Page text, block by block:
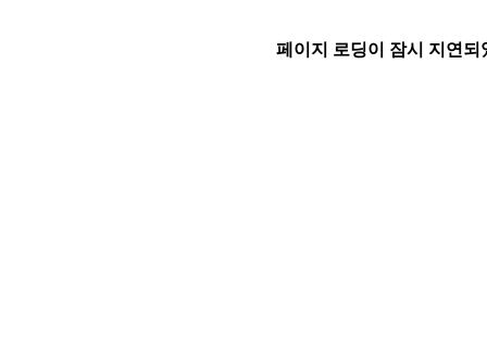
페이지 로딩이 잠시 지연